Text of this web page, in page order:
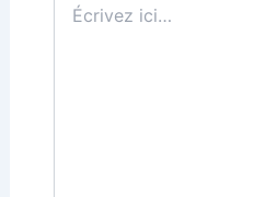
ici…